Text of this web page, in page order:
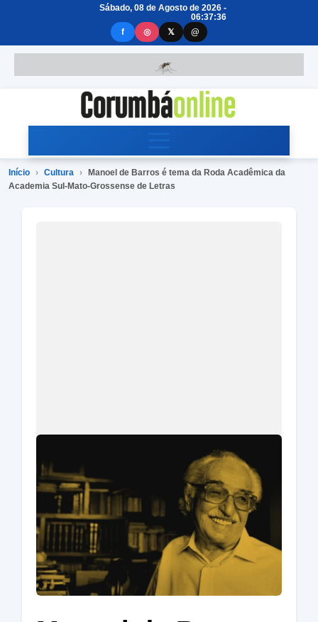
Sábado, 08 de Agosto de 2026 -
06:37:37
f
◎ 𝕏 @
Início › Cultura ›
Manoel de Barros é tema da Roda Acadêmica da
Academia Sul-Mato-Grossense de Letras